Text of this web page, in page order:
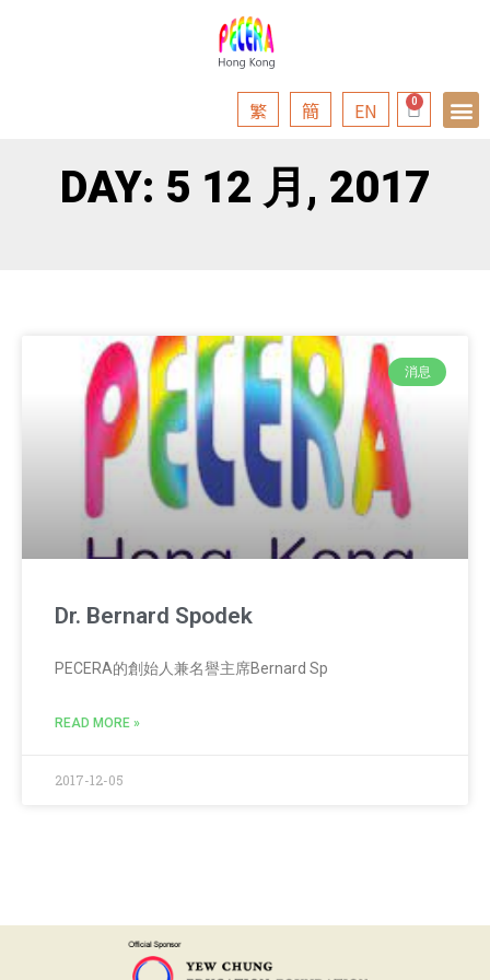
繁 簡 EN
DAY: 5 12 月, 2017
消息
Dr. Bernard Spodek
PECERA的創始人兼名譽主席Bernard Sp
READ MORE »
2017-12-05